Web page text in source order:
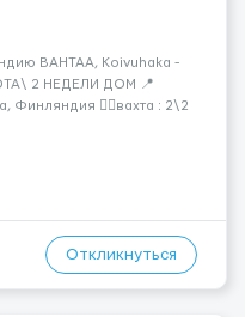
ВАНТАА, Koivuhaka -
2 НЕДЕЛИ ДОМ 📍
Финляндия 👌🏻вахта : 2\2
БЕСПЛАТНО 📞
Откликнуться